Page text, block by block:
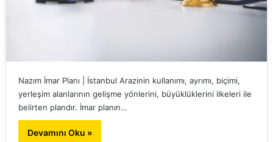
Nazım İmar Planı | İstanbul Arazinin kullanımı, ayrımı, biçimi,
yerleşim alanlarının gelişme yönlerini, büyüklüklerini ilkeleri ile
belirten plandır. İmar planın…
Devamını Oku »